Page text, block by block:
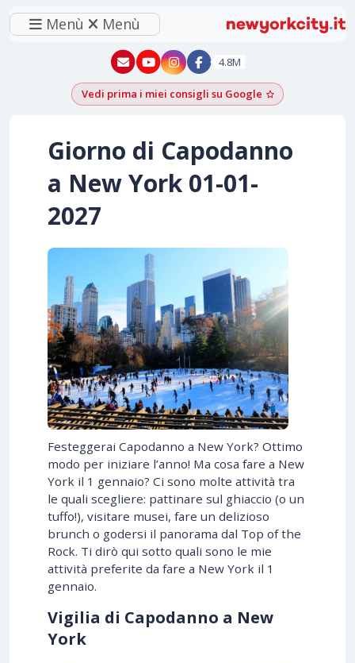
Menù Menù
New York - YouTube
New York - Instagram
4.8M
Vedi prima i miei consigli su Google Aggiungi
Giorno di Capodanno
a New York 01-01-
2027
Festeggerai Capodanno a New York? Ottimo
modo per iniziare l’anno! Ma cosa fare a New
York il 1 gennaio? Ci sono molte attività tra
le quali scegliere: pattinare sul ghiaccio (o un
tuffo!), visitare musei, fare un delizioso
brunch o godersi il panorama dal Top of the
Rock. Ti dirò qui sotto quali sono le mie
attività preferite da fare a New York il 1
gennaio.
Vigilia di Capodanno a New
York